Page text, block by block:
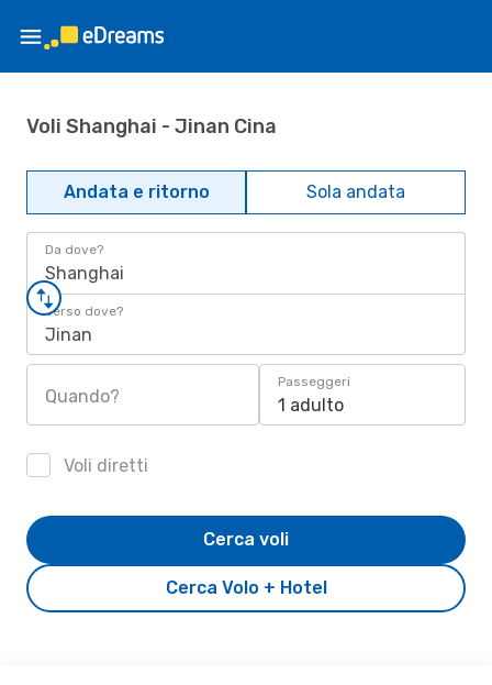
Voli Shanghai - Jinan Cina
Andata e ritorno Sola andata
Da dove?
Shanghai
Verso dove?
Jinan
Quando?
Passeggeri
1 adulto
Voli diretti
Cerca Volo + Hotel
Cerca voli